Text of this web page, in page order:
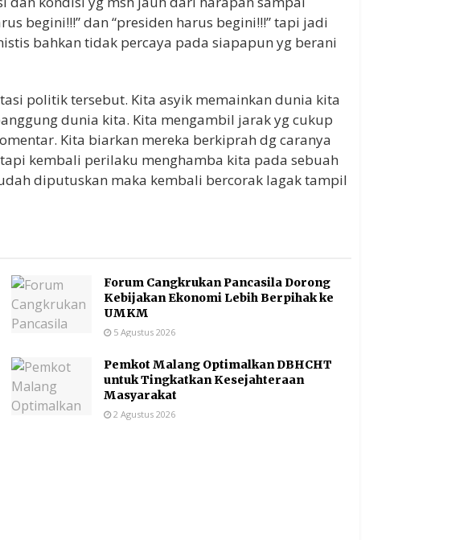
begini!!!” dan “presiden harus begini!!!” tapi jadi
bahkan tidak percaya pada siapapun yg berani
politik tersebut. Kita asyik memainkan dunia kita
dunia kita. Kita mengambil jarak yg cukup
Kita biarkan mereka berkiprah dg caranya
kembali perilaku menghamba kita pada sebuah
diputuskan maka kembali bercorak lagak tampil
Forum Cangkrukan Pancasila Dorong
Kebijakan Ekonomi Lebih Berpihak ke
UMKM
5 Agustus 2026
Pemkot Malang Optimalkan DBHCHT
untuk Tingkatkan Kesejahteraan
Masyarakat
2 Agustus 2026